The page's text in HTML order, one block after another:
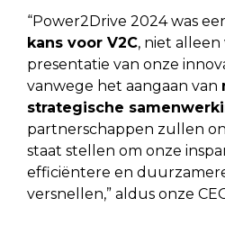
“Power2Drive 2024 was
kans voor V2C, niet
presentatie van onze
vanwege het aangaan van
strategische
partnerschappen zullen
staat stellen om onze
efficiëntere en
versnellen,” aldus onze